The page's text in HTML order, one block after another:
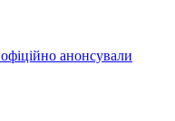
анонсували